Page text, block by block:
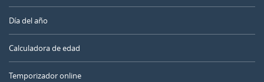
Día del año
Calculadora de edad
Temporizador online